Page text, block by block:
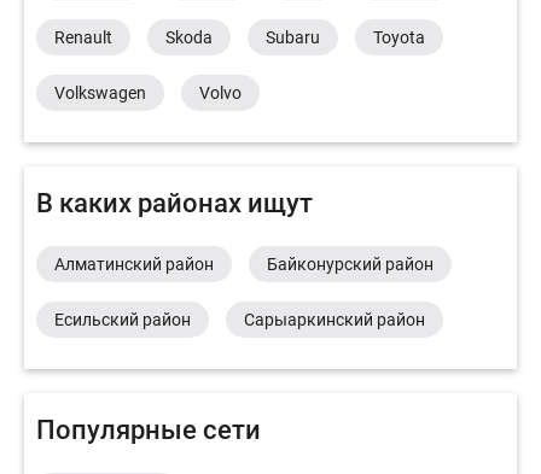
Renault Skoda Subaru Toyota
Volkswagen Volvo
В каких районах ищут
Алматинский район Байконурский район
Есильский район Сарыаркинский район
Популярные сети